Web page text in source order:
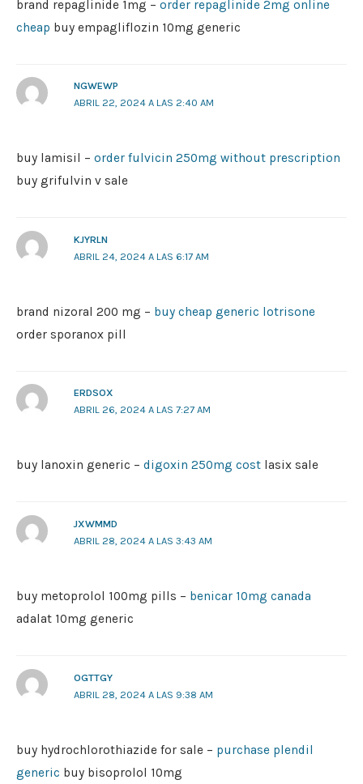
brand repaglinide 1mg – order repaglinide 2mg online
cheap buy empagliflozin 10mg generic
NGWEWP
ABRIL 22, 2024 A LAS 2:40 AM
buy lamisil – order fulvicin 250mg without prescription
buy grifulvin v sale
KJYRLN
ABRIL 24, 2024 A LAS 6:17 AM
brand nizoral 200 mg – buy cheap generic lotrisone
order sporanox pill
ERDSOX
ABRIL 26, 2024 A LAS 7:27 AM
buy lanoxin generic – digoxin 250mg cost lasix sale
JXWMMD
ABRIL 28, 2024 A LAS 3:43 AM
buy metoprolol 100mg pills – benicar 10mg canada
adalat 10mg generic
OGTTGY
ABRIL 28, 2024 A LAS 9:38 AM
buy hydrochlorothiazide for sale – purchase plendil
generic buy bisoprolol 10mg